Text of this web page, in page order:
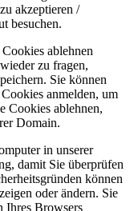
akzeptieren /
besuchen.
ablehnen
zu fragen,
Sie können
anmelden, um
Cookies ablehnen,
Domain.
in unserer
damit Sie überprüfen
können
oder ändern. Sie
Ihres Browsers